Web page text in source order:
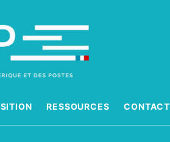
RESSOURCES CONTACT